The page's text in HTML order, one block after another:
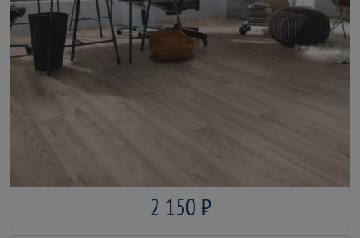
2 150 ₽